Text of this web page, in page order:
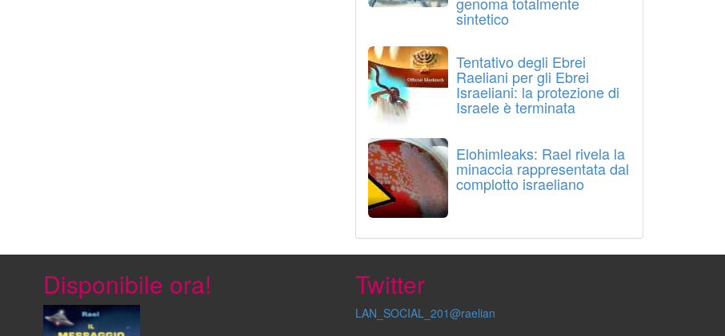
sintetico
Tentativo degli Ebrei
Raeliani per gli Ebrei
Israeliani: la protezione di
Israele è terminata
Elohimleaks: Rael rivela la
minaccia rappresentata dal
complotto israeliano
Disponibile ora! Twitter
LAN_SOCIAL_201@raelian